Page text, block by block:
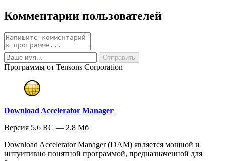
Комментарии пользователей
Программы от Tensons Corporation
Download Accelerator Manager
Версия 5.6 RC — 2.8 Мб
Download Accelerator Manager (DAM) является мощной и
интуитивно понятной программой, предназначенной для